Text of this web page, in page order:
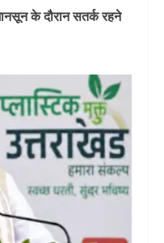
के दौरान सतर्क रहने